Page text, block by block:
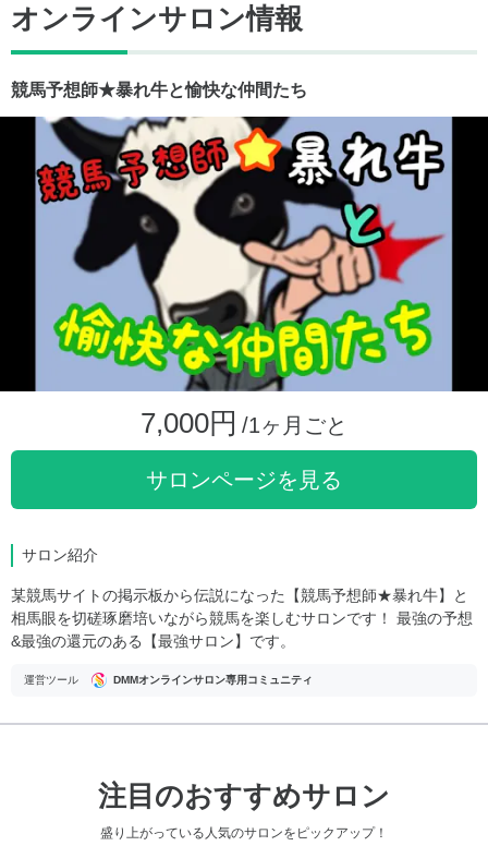
オンラインサロン情報
競馬予想師★暴れ牛と愉快な仲間たち
7,000円 /1ヶ月ごと
サロンページを見る
サロン紹介
某競馬サイトの掲示板から伝説になった【競馬予想師★暴れ牛】と
相馬眼を切磋琢磨培いながら競馬を楽しむサロンです！ 最強の予想
&最強の還元のある【最強サロン】です。
運営ツール DMMオンラインサロン専用コミュニティ
注目のおすすめサロン
盛り上がっている人気のサロンをピックアップ！